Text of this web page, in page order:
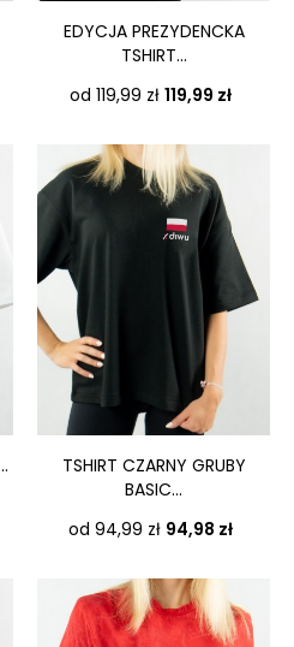
EDYCJA PREZYDENCKA
TSHIRT...
od 119,99 zł Cena
119,99 zł
TSHIRT CZARNY GRUBY
BASIC...
od 94,99 zł Cena
94,98 zł